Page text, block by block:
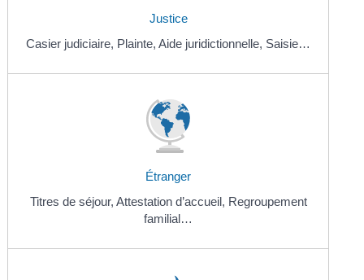
Justice
Casier judiciaire, Plainte, Aide juridictionnelle, Saisie…
Étranger
Titres de séjour, Attestation d’accueil, Regroupement
familial…